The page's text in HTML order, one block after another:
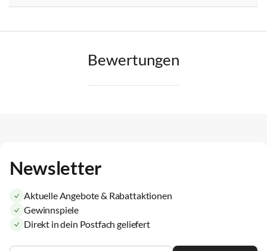
Bewertungen
Newsletter
Aktuelle Angebote & Rabattaktionen
Gewinnspiele
Direkt in dein Postfach geliefert